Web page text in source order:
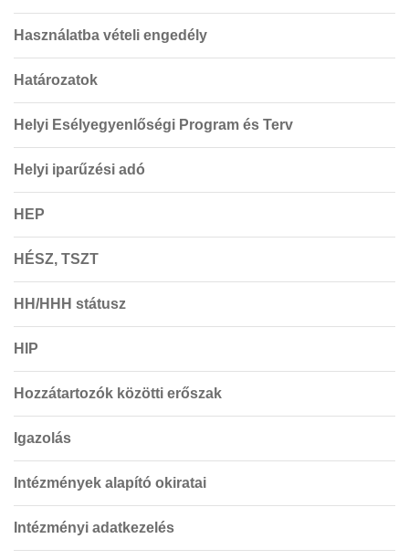
Használatba vételi engedély
Határozatok
Helyi Esélyegyenlőségi Program és Terv
Helyi iparűzési adó
HEP
HÉSZ, TSZT
HH/HHH státusz
HIP
Hozzátartozók közötti erőszak
Igazolás
Intézmények alapító okiratai
Intézményi adatkezelés